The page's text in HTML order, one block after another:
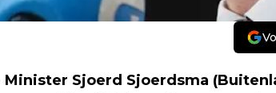
Minister Sjoerd Sjoerdsma